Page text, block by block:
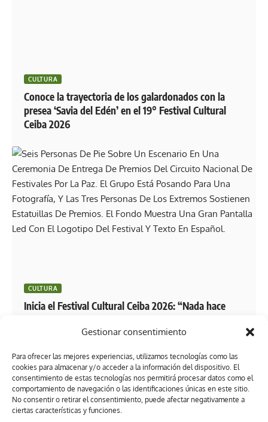
Gestionar consentimiento
Para ofrecer las mejores experiencias, utilizamos tecnologías como las
cookies para almacenar y/o acceder a la información del dispositivo. El
consentimiento de estas tecnologías nos permitirá procesar datos como el
comportamiento de navegación o las identificaciones únicas en este sitio.
No consentir o retirar el consentimiento, puede afectar negativamente a
ciertas características y funciones.
CULTURA
Conoce la trayectoria de los galardonados con la
presea ‘Savia del Edén’ en el 19° Festival Cultural
Ceiba 2026
CULTURA
Inicia el Festival Cultural Ceiba 2026: “Nada hace
enorgullece más que su cultura vibrante y